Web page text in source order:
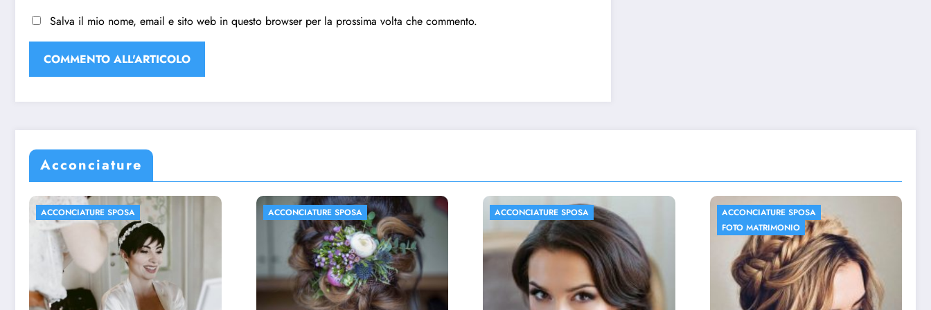
Salva il mio nome, email e sito web in questo browser per la prossima volta che commento.
Acconciature
ACCONCIATURE SPOSA ACCONCIATURE SPOSA
ACCONCIATURE SPOSA
FOTO MATRIMONIO
ACCONCIATURE SPOSA
FOTO MATRIMONIO